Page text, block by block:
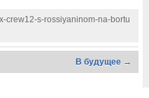
crew12-s-rossiyaninom-na-bortu
В будущее →